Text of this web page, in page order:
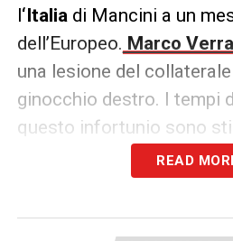
l‘Italia di Mancini a un
dell’Europeo. Marco
una lesione del
ginocchio destro. I tempi
questo infortunio sono
settimane il che rende
una partecipazione dell’ex
READ